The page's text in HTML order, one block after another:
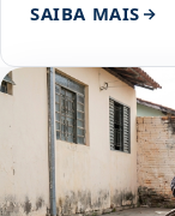
SAIBA MAIS